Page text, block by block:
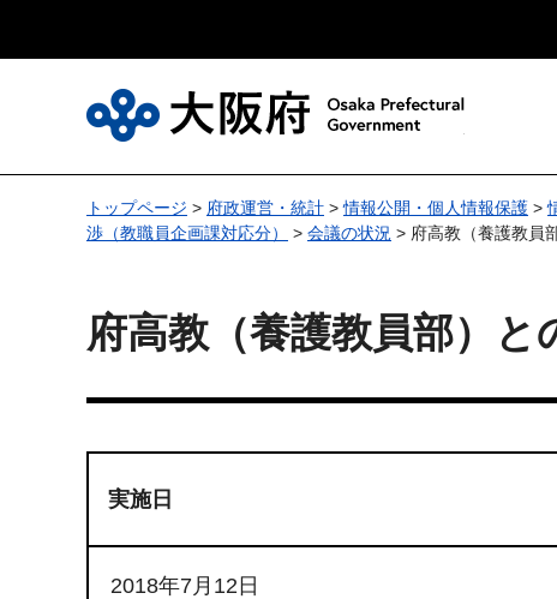
トップページ > 府政運営・統計 >情報公開・個人情報保護 >
渉（教職員企画課対応分）
> 会議の状況 > 府高教（養護教員
府高教（養護教員部）
実施日
2018年7月12日